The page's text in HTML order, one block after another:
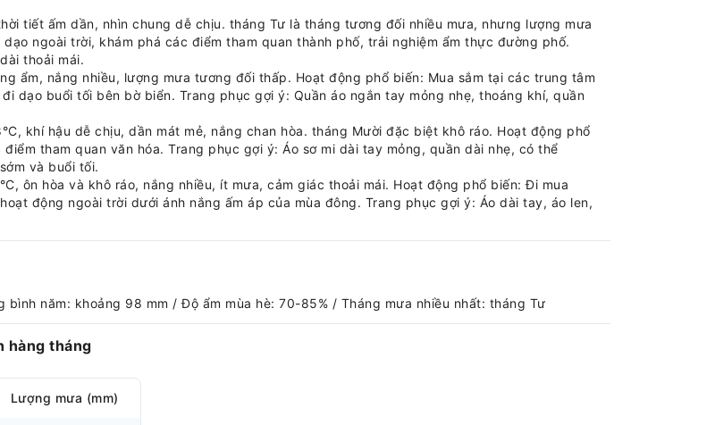
tiết ấm dần, nhìn chung dễ chịu. tháng Tư là tháng tương đối nhiều mưa, nhưng lượng mưa
ngoài trời, khám phá các điểm tham quan thành phố, trải nghiệm ẩm thực đường phố.
thoải mái.
ẩm, nắng nhiều, lượng mưa tương đối thấp. Hoạt động phổ biến: Mua sắm tại các trung tâm
dạo buổi tối bên bờ biển. Trang phục gợi ý: Quần áo ngắn tay mỏng nhẹ, thoáng khí, quần
khí hậu dễ chịu, dần mát mẻ, nắng chan hòa. tháng Mười đặc biệt khô ráo. Hoạt động phổ
tham quan văn hóa. Trang phục gợi ý: Áo sơ mi dài tay mỏng, quần dài nhẹ, có thể
và buổi tối.
ôn hòa và khô ráo, nắng nhiều, ít mưa, cảm giác thoải mái. Hoạt động phổ biến: Đi mua
động ngoài trời dưới ánh nắng ấm áp của mùa đông. Trang phục gợi ý: Áo dài tay, áo len,
năm: khoảng 98 mm / Độ ẩm mùa hè: 70-85% / Tháng mưa nhiều nhất: tháng Tư
hàng tháng
Lượng mưa (mm)